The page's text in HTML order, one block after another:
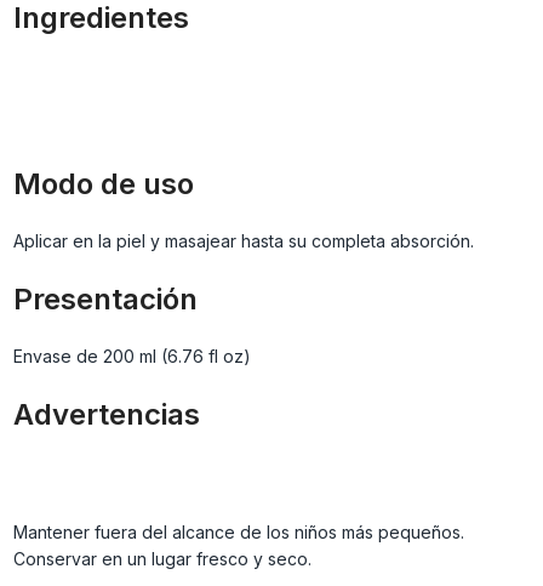
Ingredientes
Modo de uso
Aplicar en la piel y masajear hasta su completa absorción.
Presentación
Envase de 200 ml (6.76 fl oz)
Advertencias
Mantener fuera del alcance de los niños más pequeños.
Conservar en un lugar fresco y seco.